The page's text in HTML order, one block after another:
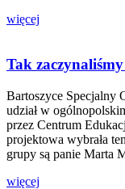
więcej
Tak
Bartoszyce Specjalny
udział w
przez Centrum
projektowa wybrała
grupy są panie Marta
więcej